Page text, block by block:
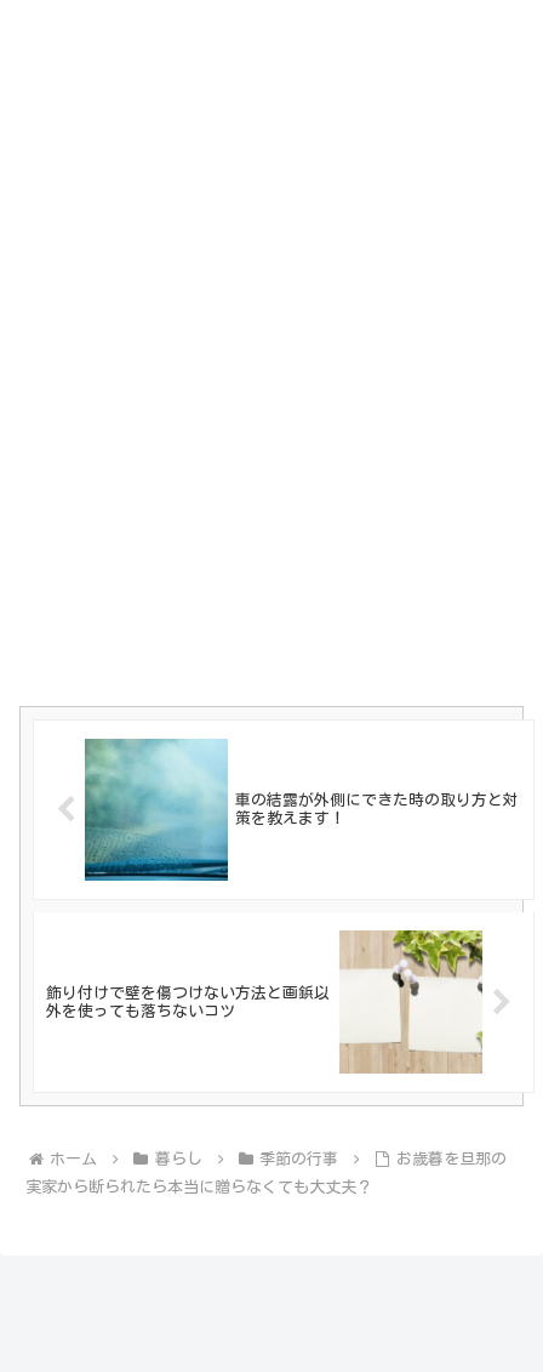
車の結露が外側にできた時の取り方と対
策を教えます！
飾り付けで壁を傷つけない方法と画鋲以
外を使っても落ちないコツ
ホーム 暮らし 季節の行事
お歳暮を旦那の
実家から断られたら本当に贈らなくても大丈夫？